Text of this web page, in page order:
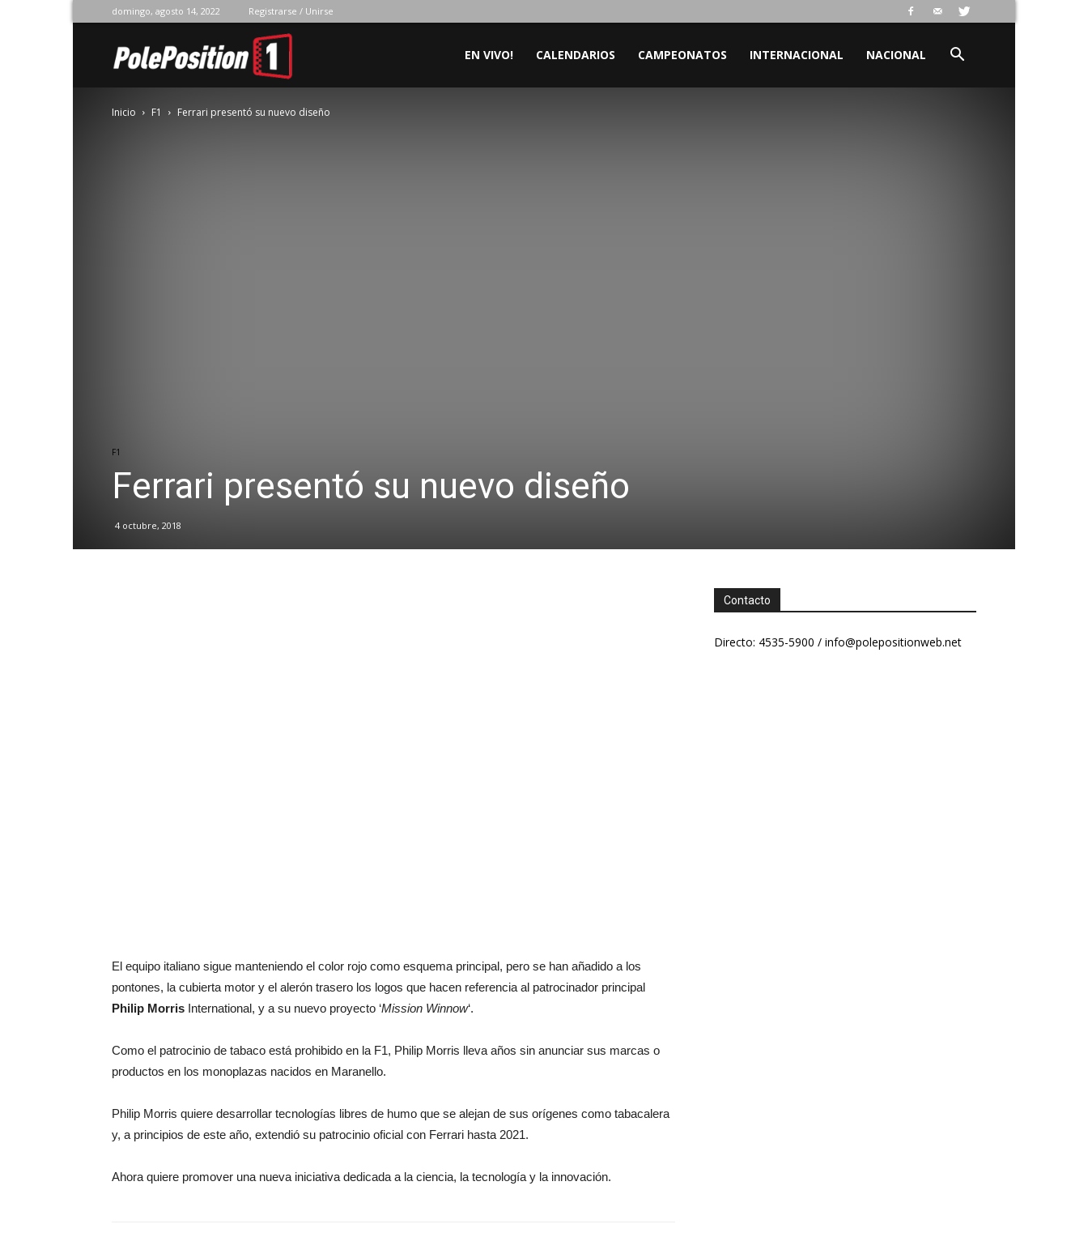
domingo, agosto 14, 2022 Registrarse / Unirse
Position
EN VIVO! CALENDARIOS CAMPEONATOS INTERNACIONAL NACIONAL
Inicio F1 Ferrari presentó su nuevo diseño
F1
Ferrari presentó su nuevo diseño
4 octubre, 2018
El equipo italiano sigue manteniendo el color rojo como esquema principal, pero se han añadido a los
pontones, la cubierta motor y el alerón trasero los logos que hacen referencia al patrocinador principal
Philip Morris International, y a su nuevo proyecto ‘Mission Winnow‘.
Como el patrocinio de tabaco está prohibido en la F1, Philip Morris lleva años sin anunciar sus marcas o
productos en los monoplazas nacidos en Maranello.
Philip Morris quiere desarrollar tecnologías libres de humo que se alejan de sus orígenes como tabacalera
y, a principios de este año, extendió su patrocinio oficial con Ferrari hasta 2021.
Ahora quiere promover una nueva iniciativa dedicada a la ciencia, la tecnología y la innovación.
Contacto
Directo: 4535-5900 / info@polepositionweb.net